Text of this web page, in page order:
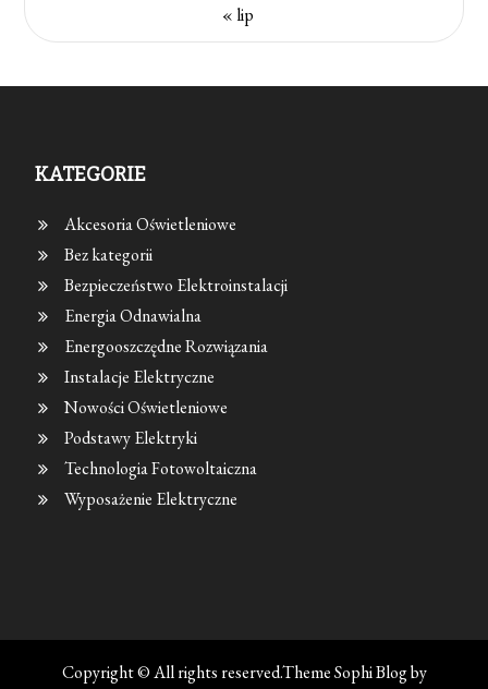
« lip
KATEGORIE
Akcesoria Oświetleniowe
Bez kategorii
Bezpieczeństwo Elektroinstalacji
Energia Odnawialna
Energooszczędne Rozwiązania
Instalacje Elektryczne
Nowości Oświetleniowe
Podstawy Elektryki
Technologia Fotowoltaiczna
Wyposażenie Elektryczne
Copyright © All rights reserved.Theme Sophi Blog by